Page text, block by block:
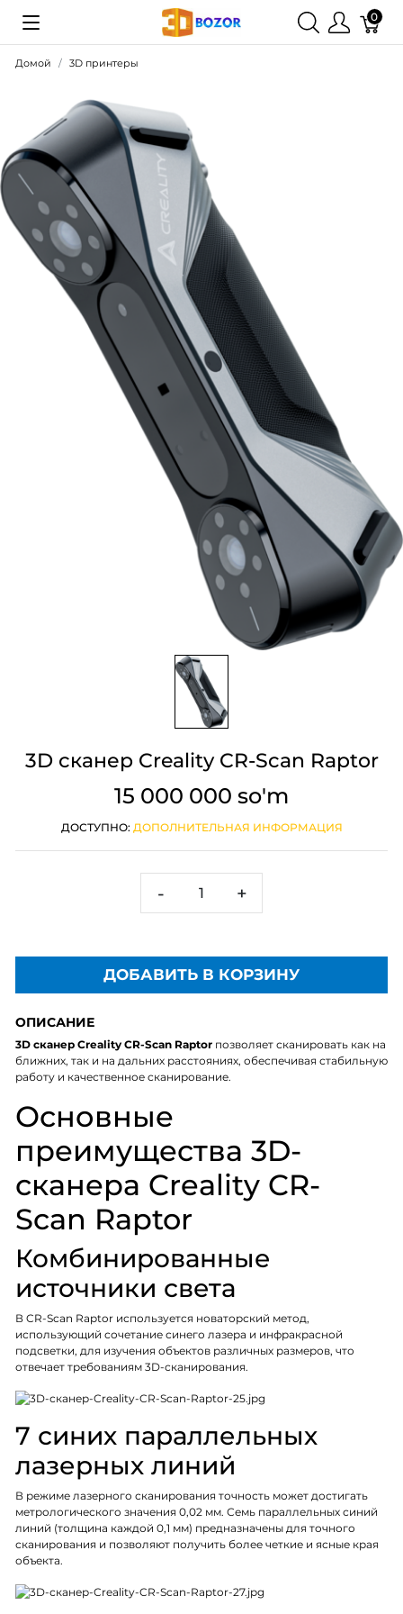
0
Домой 3D принтеры
3D сканер Creality CR-Scan Raptor
15 000 000 so'm
ДОСТУПНО: ДОПОЛНИТЕЛЬНАЯ ИНФОРМАЦИЯ
- +
ДОБАВИТЬ В КОРЗИНУ
ОПИСАНИЕ
3D сканер Creality CR-Scan Raptor позволяет сканировать как на
ближних, так и на дальних расстояниях, обеспечивая стабильную
работу и качественное сканирование.
Основные
преимущества 3D-
сканера Creality CR-
Scan Raptor
Комбинированные
источники света
В CR-Scan Raptor используется новаторский метод,
использующий сочетание синего лазера и инфракрасной
подсветки, для изучения объектов различных размеров, что
отвечает требованиям 3D-сканирования.
7 синих параллельных
лазерных линий
В режиме лазерного сканирования точность может достигать
метрологического значения 0,02 мм. Семь параллельных синий
линий (толщина каждой 0,1 мм) предназначены для точного
сканирования и позволяют получить более четкие и ясные края
объекта.